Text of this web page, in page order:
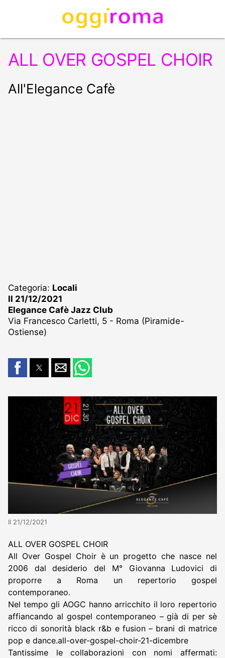
ALL OVER GOSPEL CHOIR
All'Elegance Cafè
Categoria: Locali
Il 21/12/2021
Elegance Cafè Jazz Club
Via Francesco Carletti, 5 - Roma (Piramide-
Ostiense)
Il 21/12/2021
ALL OVER GOSPEL CHOIR
All Over Gospel Choir è un progetto che nasce nel
2006 dal desiderio del M° Giovanna Ludovici di
proporre a Roma un repertorio gospel
contemporaneo.
Nel tempo gli AOGC hanno arricchito il loro repertorio
affiancando al gospel contemporaneo – già di per sè
ricco di sonorità black r&b e fusion – brani di matrice
pop e dance.all-over-gospel-choir-21-dicembre
Tantissime le collaborazioni con nomi affermati: